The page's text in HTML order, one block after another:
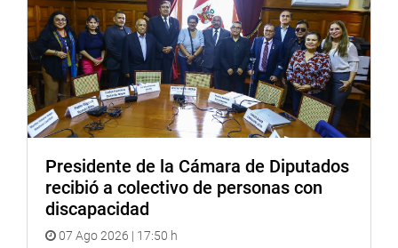
extrae solo de las zonas litigadas.
Posteriormente, Elías Avalos degustó un ceviche de
conchas de abanico preparado en la misma lancha.
VILLA DE VALVERDE
Previamente, el legislador se reunió con los pobladores de
Villa de Valverde del distrito de Los Aquijes, en Ica,
quienes le presentaron sus principales demandas, entre
ellas y una de las principales pidieron ser incluidos en el
Presidente de la Cámara de Diputados
recibió a colectivo de personas con
discapacidad
07 Ago 2026 | 17:50 h